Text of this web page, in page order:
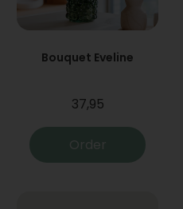
Bouquet Eveline
37,95
Order